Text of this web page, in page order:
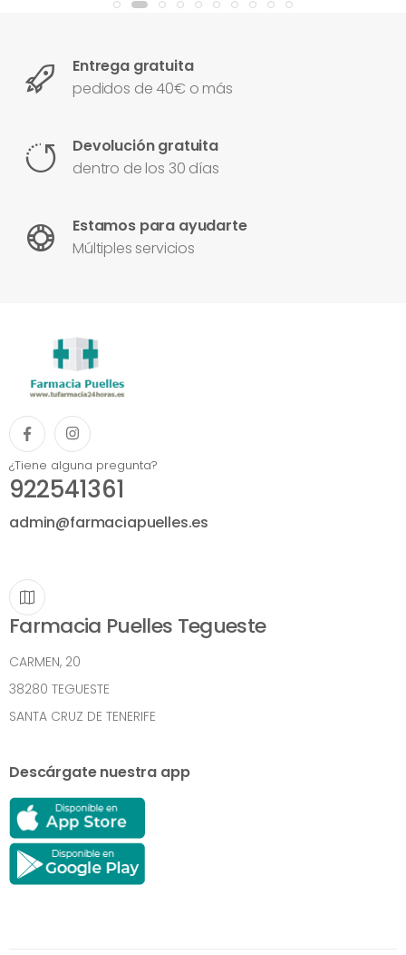
Entrega gratuita
pedidos de 40€ o más
Devolución gratuita
dentro de los 30 días
Estamos para ayudarte
Múltiples servicios
¿Tiene alguna pregunta?
922541361
admin@farmaciapuelles.es
Farmacia Puelles Tegueste
CARMEN, 20
38280 TEGUESTE
SANTA CRUZ DE TENERIFE
Descárgate nuestra app